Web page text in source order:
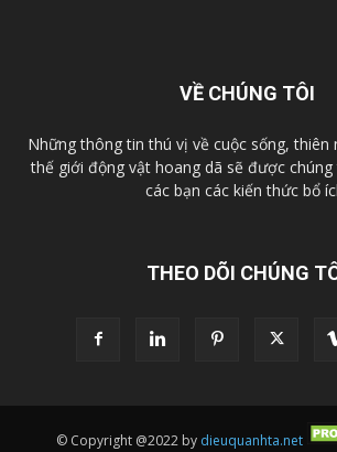
VỀ CHÚNG TÔI
Những thông tin thú vị về cuộc sống, thiên
thế giới động vật hoang dã sẽ được
các bạn các kiến thức bổ
THEO DÕI CHÚNG
© Copyright @2022 by dieuquanhta.net